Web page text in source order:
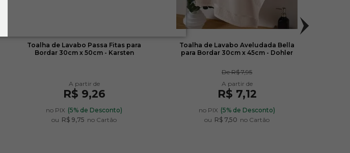
Toalha de Lavabo Passa Fitas para
Bordar 30cm x 50cm - Karsten
R$ 9,26
no PIX (5% de Desconto)
ou R$ 9,75 no Cartão
Toalha de Lavabo Aveludada Bella
para Bordar 30cm x 45cm - Dohler
DeR$ 7,95
R$ 7,12
no PIX (5% de Desconto)
ou R$ 7,50 no Cartão